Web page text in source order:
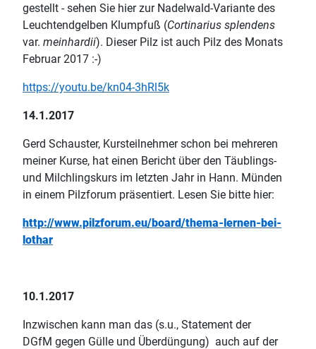
gestellt - sehen Sie hier zur Nadelwald-Variante des
Leuchtendgelben Klumpfuß (Cortinarius splendens
var. meinhardii). Dieser Pilz ist auch Pilz des Monats
Februar 2017 :-)
https://youtu.be/kn04-3hRl5k
14.1.2017
Gerd Schauster, Kursteilnehmer schon bei mehreren
meiner Kurse, hat einen Bericht über den Täublings-
und Milchlingskurs im letzten Jahr in Hann. Münden
in einem Pilzforum präsentiert. Lesen Sie bitte hier:
http://www.pilzforum.eu/board/thema-lernen-bei-
lothar
10.1.2017
Inzwischen kann man das (s.u., Statement der
DGfM gegen Gülle und Überdüngung) auch auf der